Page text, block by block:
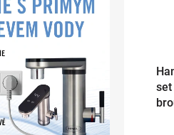
set